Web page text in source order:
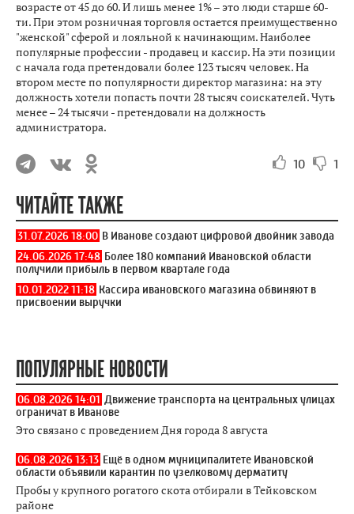
возрасте от 45 до 60. И лишь менее 1% – это люди старше 60-
ти. При этом розничная торговля остается преимущественно
"женской" сферой и лояльной к начинающим. Наиболее
популярные профессии - продавец и кассир. На эти позиции
с начала года претендовали более 123 тысяч человек. На
втором месте по популярности директор магазина: на эту
должность хотели попасть почти 28 тысяч соискателей. Чуть
менее – 24 тысячи - претендовали на должность
администратора.
10 1
ЧИТАЙТЕ ТАКЖЕ
31.07.2026 18:00 В Иванове создают цифровой двойник завода
24.06.2026 17:48 Более 180 компаний Ивановской области
получили прибыль в первом квартале года
10.01.2022 11:18 Кассира ивановского магазина обвиняют в
присвоении выручки
ПОПУЛЯРНЫЕ НОВОСТИ
06.08.2026 14:01 Движение транспорта на центральных улицах
ограничат в Иванове
Это связано с проведением Дня города 8 августа
06.08.2026 13:13 Ещё в одном муниципалитете Ивановской
области объявили карантин по узелковому дерматиту
Пробы у крупного рогатого скота отбирали в Тейковском
районе